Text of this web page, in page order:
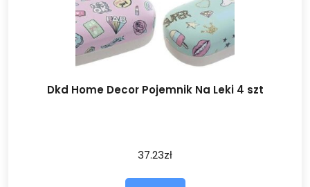
Dkd Home Decor Pojemnik Na Leki 4 szt
37.23zł